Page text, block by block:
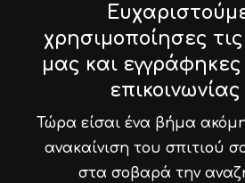
χρησιμοποίησες
μας και
Τώρα είσαι ένα βήμα
ανακαίνιση του σπιτιού
στα σοβαρά την